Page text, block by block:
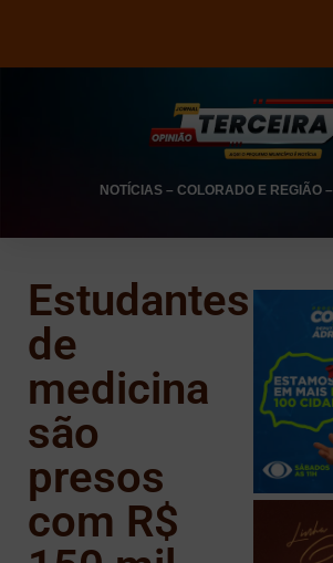
NOTÍCIAS– COLORADO E REGIÃO–
Estudantes
de
medicina
são
presos
com R$